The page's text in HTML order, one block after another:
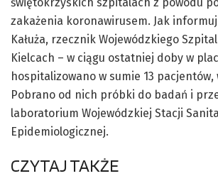
zakażenia koronawirusem. Jak
Kałuża, rzecznik Wojewódzkiego
Kielcach – w ciągu ostatniej doby w
hospitalizowano w sumie 13 pacjentów,
Pobrano od nich próbki do badań i
laboratorium Wojewódzkiej Stacji
Epidemiologicznej.
CZYTAJ TAKŻE